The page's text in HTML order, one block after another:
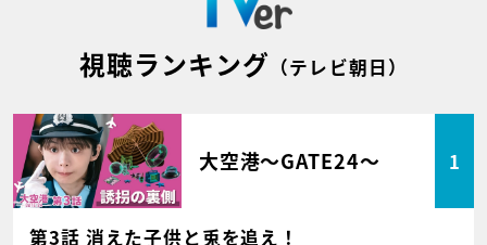
視聴ランキング （テレビ朝日）
大空港～GATE24～ 1
第3話 消えた子供と兎を追え！